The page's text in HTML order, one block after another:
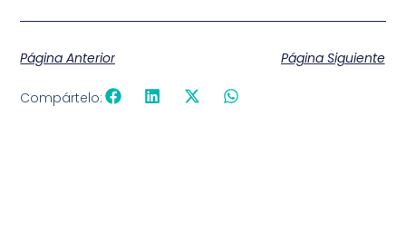
Página Anterior Página Siguiente
Compártelo: